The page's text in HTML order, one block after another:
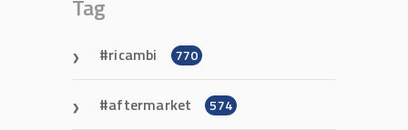
Tag
ricambi 770
aftermarket 574